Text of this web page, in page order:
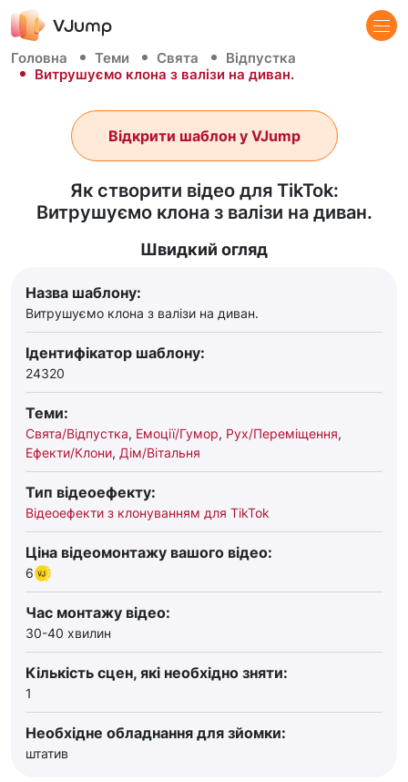
Головна Теми Свята
Відпустка
Витрушуємо клона з валізи на диван.
Як створити відео для TikTok:
Витрушуємо клона з валізи на диван.
Відкрити шаблон у VJump
Швидкий огляд
Назва шаблону:
Витрушуємо клона з валізи на диван.
Ідентифікатор шаблону:
24320
Теми:
Свята/Відпустка, Емоції/Гумор, Рух/Переміщення,
Ефекти/Клони, Дім/Вітальня
Тип відеоефекту:
Відеоефекти з клонуванням для TikTok
Ціна відеомонтажу вашого відео:
6
Час монтажу відео:
30-40 хвилин
Кількість сцен, які необхідно зняти:
1
Необхідне обладнання для зйомки:
штатив